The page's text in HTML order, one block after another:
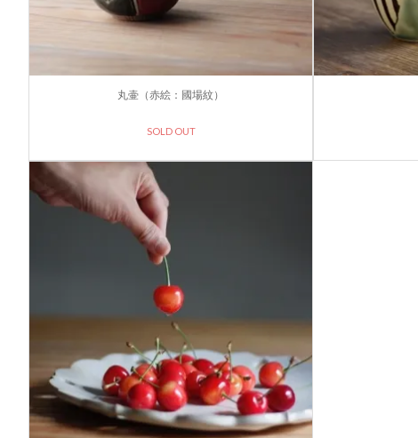
丸壷（赤絵：國場紋）
SOLD OUT